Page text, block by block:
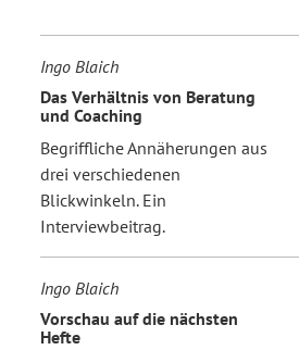
Ingo Blaich
Das Verhältnis von Beratung
und Coaching
Begriffliche Annäherungen aus
drei verschiedenen
Blickwinkeln. Ein
Interviewbeitrag.
Ingo Blaich
Vorschau auf die nächsten
Hefte